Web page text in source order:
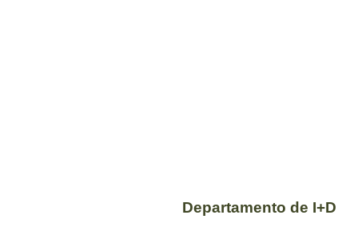
Departamento de I+D